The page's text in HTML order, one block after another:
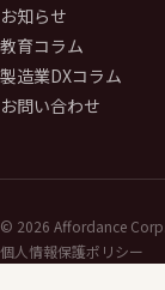
お知らせ
教育コラム
製造業DXコラム
お問い合わせ
© 2026 Affordance
個人情報保護ポリシー